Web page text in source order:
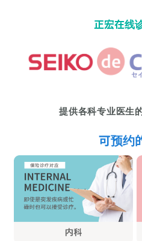
正宏在线
提供各科专业医生
可预约